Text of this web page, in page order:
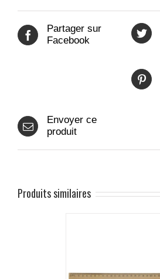
Partager sur
Facebook
Envoyer ce
produit
Produits similaires